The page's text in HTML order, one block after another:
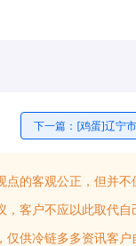
下一篇：[鸡蛋]辽宁
的客观公正，但并
客户不应以此取代
供冷链多多资讯客